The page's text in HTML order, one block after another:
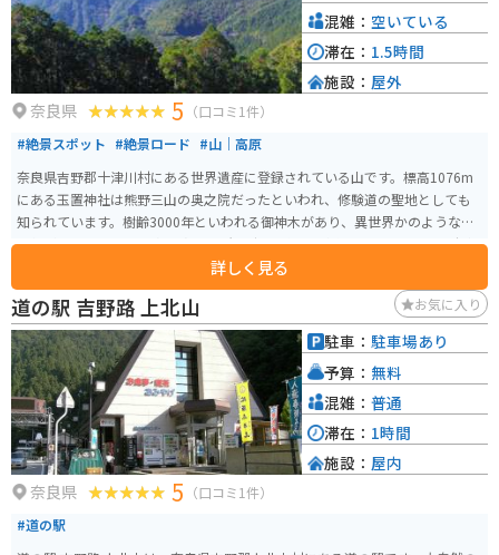
奈良県 5 （口コミ1件）
#絶景スポット #絶景ロード #山｜高原
奈良県吉野郡十津川村にある世界遺産に登録されている山です。標高1076m
にある玉置神社は熊野三山の奥之院だったといわれ、修験道の聖地としても
知られています。樹齢3000年といわれる御神木があり、異世界かのような雰
囲気が漂っています。 各地点への所要時間は以下の通りです。 ・玉置山駐車
場 ~ 山頂：上り約30分、下り約20分 ・玉置山駐車場 ~ 玉置神社：上り約20
分、下り約15分 ・山頂 ~ 玉置神社：上り約20分、下り約10分 駐車場 - 山頂 -
神社 - 駐車場のように上りと下りで経由地を変えることも可能です。
詳しく見る
混雑： 空いている
滞在： 1.5時間
施設： 屋外
道の駅 吉野路 上北山 お気に入り
奈良県 5 （口コミ1件）
#道の駅
駐車： 駐車場あり
予算： 無料
混雑： 普通
滞在： 1時間
施設： 屋内